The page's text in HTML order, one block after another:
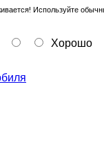
Используйте
Хорошо